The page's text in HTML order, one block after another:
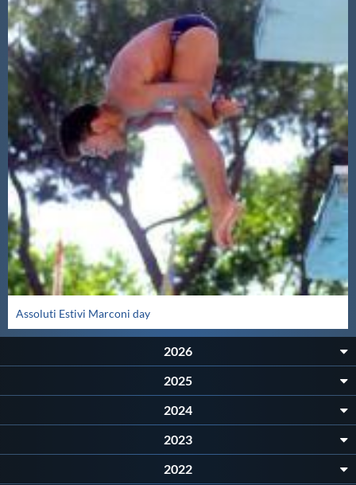
Salvamento
Master
Formazione
GUG
Scuole Nuoto
Propaganda
Centri Federali
Qualità
Assoluti Estivi Marconi day
2026
2025
2024
2023
2022